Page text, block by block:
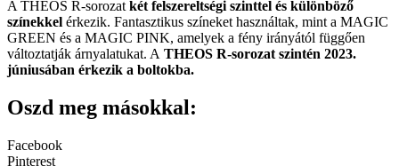
A THEOS R-sorozat két felszereltségi szinttel és különböző
színekkel érkezik. Fantasztikus színeket használtak, mint a MAGIC
GREEN és a MAGIC PINK, amelyek a fény irányától függően
változtatják árnyalatukat. A THEOS R-sorozat szintén 2023.
júniusában érkezik a boltokba.
Oszd meg másokkal:
Facebook
Pinterest